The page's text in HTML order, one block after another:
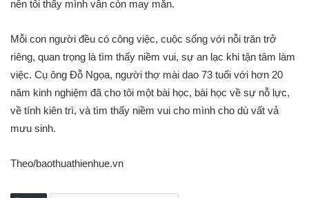
nên tôi thấy mình vẫn còn may mắn.
Mỗi con người đều có công việc, cuộc sống với nỗi trăn trở
riêng, quan trọng là tìm thấy niềm vui, sự an lạc khi tận tâm làm
việc. Cụ ông Đỗ Ngọa, người thợ mài dao 73 tuổi với hơn 20
năm kinh nghiệm đã cho tôi một bài học, bài học về sự nỗ lực,
về tính kiên trì, và tìm thấy niềm vui cho mình cho dù vất vả
mưu sinh.
Theo/baothuathienhue.vn